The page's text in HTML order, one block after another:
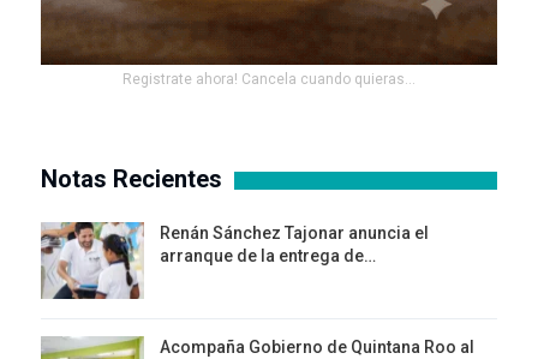
Registrate ahora! Cancela cuando quieras...
Notas Recientes
Renán Sánchez Tajonar anuncia el
arranque de la entrega de…
Acompaña Gobierno de Quintana Roo al